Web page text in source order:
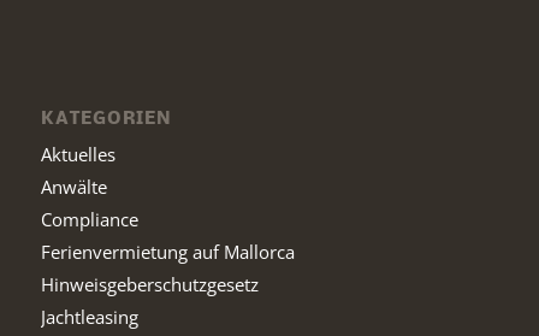
KATEGORIEN
Aktuelles
Anwälte
Compliance
Ferienvermietung auf Mallorca
Hinweisgeberschutzgesetz
Jachtleasing